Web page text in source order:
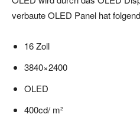
verbaute OLED Panel hat
16 Zoll
3840×2400
OLED
400cd/ m²